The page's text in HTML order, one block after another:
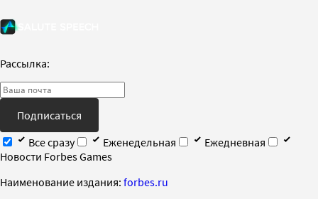
Рассылка:
Подписаться
Все сразу
Еженедельная
Ежедневная
Новости Forbes Games
Наименование издания: forbes.ru